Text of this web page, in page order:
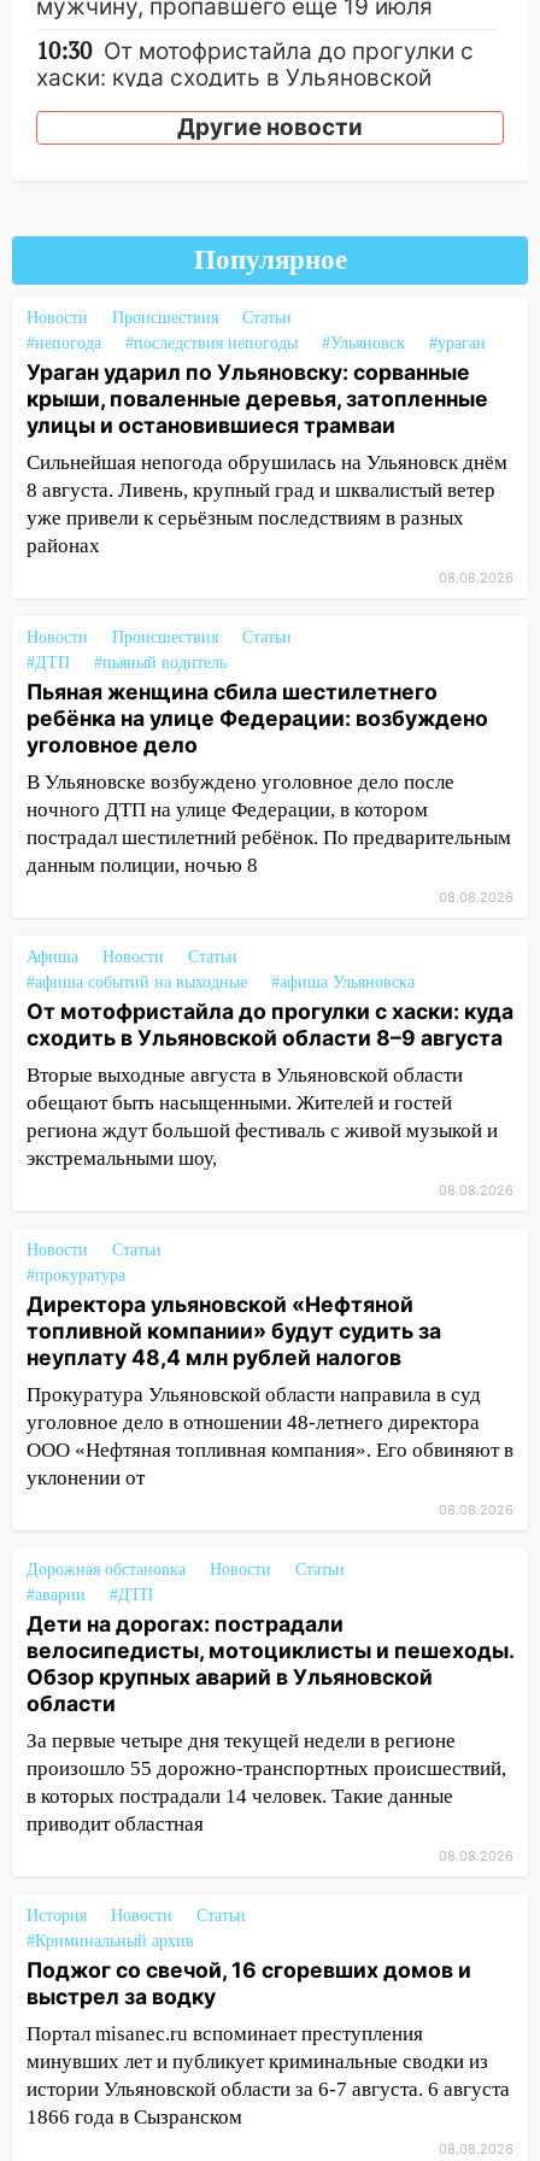
мужчину, пропавшего ещё 19 июля
10:30 От мотофристайла до прогулки с
хаски: куда сходить в Ульяновской
области 8–9 августа
10:11 Директора ульяновской
Дети на дорогах: пострадали
пешеходы. Обзор крупных аварий в
Ульяновской области
08:30 Поджог со свечой, 16 сгоревших
домов и выстрел за водку
07:50 Какая погоды будет днем 8
августа
06:45
Ульяновске останется закрытым до
05:18
Судьба готовит сюрприз: гороскоп
на 8 августа — кому повезет с
деньгами, а кого ждет неожиданная
встреча
04:47 В Ульяновской области объявили
ракетную опасность: звучат сирены
07.08.2026
20:40 Ульяновские аграрии смогут
купить тракторы с отсрочкой платежа
19:34
В следственном управлении
состоялось торжественное
мероприятие, приуроченное к
празднованию Дня сотрудника органов
следствия Российской Федерации
19:30 Ульяновцев приглашают
поддержать «Симбирскую чебурашку»
на фестивале «ФормАРТ»
«Культурное долголетие»
17:23 Прогноз погоды в Ульяновской
области на 8 августа
17:16
В реанимацию Ульяновской
областной больницы поступили шесть
новых аппаратов ИВЛ
16:51 В Чердаклинском районе
ремонтируют дороги, ставят остановки
16:35 В Ульяновске установили ещё
девять бункеров для крупногабаритного
мусора
16:26 В Ульяновске бесплатно покажут
матч «Волги» под открытым небом
16:12 В Ульяновском госуниверситете
разработают отечественный прибор для
цифровой ПЦР
15:47 Ульяновцы могут вернуть деньги
за абонементы закрывшегося фитнес-
15:34 После вмешательства
прокуратуры в селах Ульяновской
области привели в порядок детские
площадки
15:27 Прокуратура проверяет
капремонт школы в селе Кивать
15:08 В Кузоватово после прокурорской
Другие новости
Популярное
Новости Происшествия
Статьи
#непогода
#последствия непогоды #Ульяновск #ураган
Ураган ударил по Ульяновску: сорванные
крыши, поваленные деревья, затопленные
улицы и остановившиеся трамваи
Сильнейшая непогода обрушилась на Ульяновск днём
8 августа. Ливень, крупный град и шквалистый ветер
уже привели к серьёзным последствиям в разных
районах
08.08.2026
Новости Происшествия
Статьи
#ДТП
#пьяный водитель
Пьяная женщина сбила шестилетнего
ребёнка на улице Федерации: возбуждено
уголовное дело
В Ульяновске возбуждено уголовное дело после
ночного ДТП на улице Федерации, в котором
пострадал шестилетний ребёнок. По предварительным
данным полиции, ночью 8
08.08.2026
Афиша Новости
Статьи
#афиша событий на выходные
#афиша Ульяновска
От мотофристайла до прогулки с хаски: куда
сходить в Ульяновской области 8–9 августа
Вторые выходные августа в Ульяновской области
обещают быть насыщенными. Жителей и гостей
региона ждут большой фестиваль с живой музыкой и
экстремальными шоу,
08.08.2026
Новости
Статьи
#прокуратура
Директора ульяновской «Нефтяной
топливной компании» будут судить за
неуплату 48,4 млн рублей налогов
Прокуратура Ульяновской области направила в суд
уголовное дело в отношении 48-летнего директора
ООО «Нефтяная топливная компания». Его обвиняют в
уклонении от
08.08.2026
Дорожная обстановка Новости
Статьи
#аварии
#ДТП
Дети на дорогах: пострадали
велосипедисты, мотоциклисты и пешеходы.
Обзор крупных аварий в Ульяновской
области
За первые четыре дня текущей недели в регионе
произошло 55 дорожно-транспортных происшествий,
в которых пострадали 14 человек. Такие данные
приводит областная
08.08.2026
История Новости
Статьи
#Криминальный архив
Поджог со свечой, 16 сгоревших домов и
выстрел за водку
Портал misanec.ru вспоминает преступления
минувших лет и публикует криминальные сводки из
истории Ульяновской области за 6-7 августа. 6 августа
1866 года в Сызранском
08.08.2026